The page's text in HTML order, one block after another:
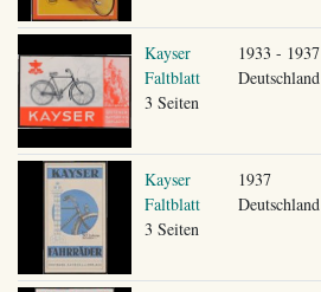
Kayser
Faltblatt
3 Seiten
1933 - 1937
Deutschland
Kayser
Faltblatt
3 Seiten
1937
Deutschland